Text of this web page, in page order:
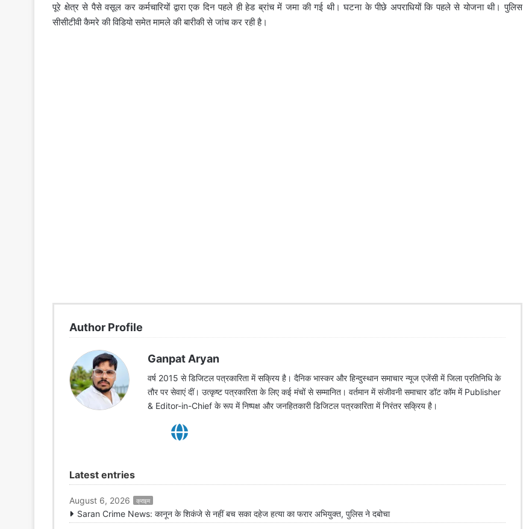
पूरे क्षेत्र से पैसे वसूल कर कर्मचारियों द्वारा एक दिन पहले ही हेड ब्रांच में जमा की गई थी। घटना के पीछे अपराधियों कि पहले से योजना थी। पुलिस
सीसीटीवी कैमरे की विडियो समेत मामले की बारीकी से जांच कर रही है।
Author Profile
Ganpat Aryan
वर्ष 2015 से डिजिटल पत्रकारिता में सक्रिय है। दैनिक भास्कर और हिन्दुस्थान समाचार न्यूज एजेंसी में जिला प्रतिनिधि के
तौर पर सेवाएं दीं। उत्कृष्ट पत्रकारिता के लिए कई मंचों से सम्मानित। वर्तमान में संजीवनी समाचार डॉट कॉम में Publisher
& Editor-in-Chief के रूप में निष्पक्ष और जनहितकारी डिजिटल पत्रकारिता में निरंतर सक्रिय है।
Latest entries
August 6, 2026 क्राइम
Saran Crime News: कानून के शिकंजे से नहीं बच सका दहेज हत्या का फरार अभियुक्त, पुलिस ने दबोचा